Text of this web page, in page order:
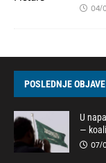
04/
POSLEDNJE OBJAVE
U
—
07/